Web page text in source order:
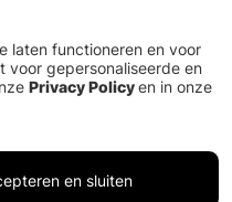
laten functioneren en voor
voor gepersonaliseerde en
Privacy Policy en in onze
en sluiten